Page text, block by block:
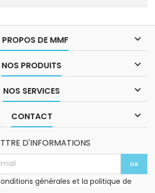
DE MMF 
NOS PRODUITS 
NOS SERVICES 
CONTACT 
D'INFORMATIONS
générales et la politique de